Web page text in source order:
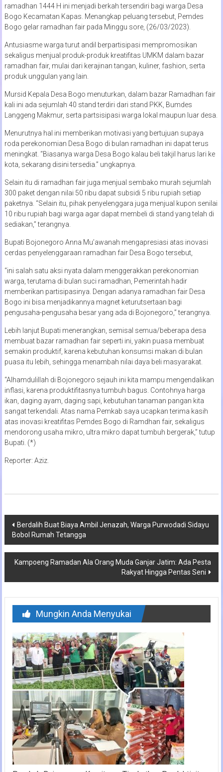
ramadhan 1444 H ini menjadi berkah tersendiri bagi warga Desa
Bogo Kecamatan Kapas. Menangkap peluang tersebut, Pemdes
Bogo gelar ramadhan fair pada Minggu sore, (26/03/2023).
Antusiasme warga turut andil berpartisipasi mempromosikan
sekaligus menjual produk-produk kreatifitas UMKM dalam bazar
ramadhan fair, mulai dari kerajinan tangan, kuliner, fashion, serta
produk unggulan yang lain.
Mursid Kepala Desa Bogo menuturkan, dalam bazar Ramadhan fair
kali ini ada sejumlah 40 stand terdiri dari stand PKK, Bumdes
Langgeng Makmur, serta partsisipasi warga lokal maupun luar desa.
Menurutnya hal ini memberikan motivasi yang bertujuan supaya
roda perekonomian Desa Bogo di bulan ramadhan ini dapat terus
meningkat. “Biasanya warga Desa Bogo kalau beli takjil harus lari ke
kota, sekarang disini tersedia.” ungkapnya.
Selain itu di ramadhan fair juga menjual sembako murah sejumlah
300 paket dengan nilai 50 ribu dapat subsidi 5 ribu rupiah setiap
paketnya. “Selain itu, pihak penyelenggara juga menjual kupon senilai
10 ribu rupiah bagi warga agar dapat membeli di stand yang telah di
sediakan,” terangnya.
Bupati Bojonegoro Anna Mu’awanah mengapresiasi atas inovasi
cerdas penyelenggaraan ramadhan fair Desa Bogo tersebut,
“ini salah satu aksi nyata dalam menggerakkan perekonomian
warga, terutama di bulan suci ramadhan, Pemerintah hadir
memberikan partisipasinya. Dengan adanya ramadhan fair Desa
Bogo ini bisa menjadikannya magnet keturutsertaan bagi
pengusaha-pengusaha besar yang ada di Bojonegoro,” terangnya.
Lebih lanjut Bupati menerangkan, semisal semua/beberapa desa
membuat bazar ramadhan fair seperti ini, yakin puasa membuat
semakin produktif, karena kebutuhan konsumsi makan di bulan
puasa itu lebih, sehingga menambah nilai daya beli masyarakat.
“Alhamdulillah di Bojonegoro sejauh ini kita mampu mengendalikan
inflasi, karena produktifitasnya tumbuh bagus. Contohnya harga
ikan, daging ayam, daging sapi, kebutuhan tanaman pangan kita
sangat terkendali. Atas nama Pemkab saya ucapkan terima kasih
atas inovasi kreatifitas Pemdes Bogo di Ramdhan fair, sekaligus
mendorong usaha mikro, ultra mikro dapat tumbuh bergerak,” tutup
Bupati. (*)
Reporter: Aziz.
Navigasi
pos
Berdalih Buat Biaya Ambil Jenazah, Warga Purwodadi Sidayu
Bobol Rumah Tetangga
Kampoeng Ramadan Ala Orang Muda Ganjar Jatim: Ada Pesta
Rakyat Hingga Pentas Seni
Mungkin Anda Menyukai